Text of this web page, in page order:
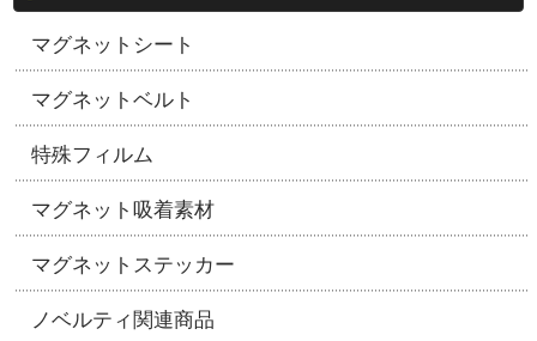
マグネットシート
マグネットベルト
特殊フィルム
マグネット吸着素材
マグネットステッカー
ノベルティ関連商品